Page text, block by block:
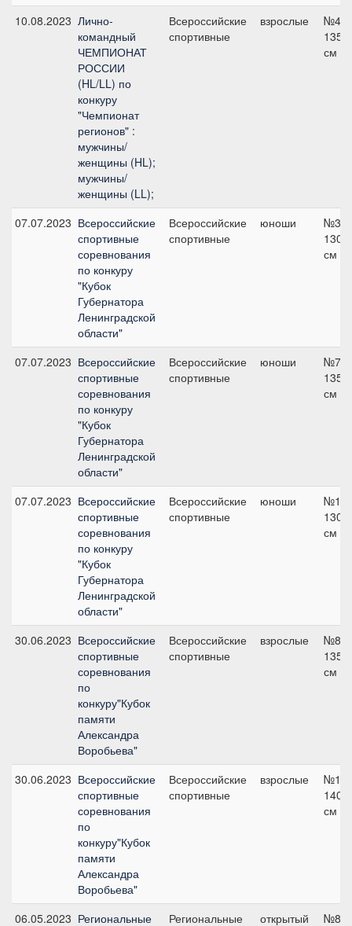
10.08.2023 Лично-
командный
ЧЕМПИОНАТ
РОССИИ
(HL/LL) по
конкуру
"Чемпионат
регионов" :
мужчины/
женщины (HL);
мужчины/
женщины (LL);
Всероссийские
спортивные
взрослые
№4,
135
см
07.07.2023 Всероссийские
спортивные
соревнования
по конкуру
"Кубок
Губернатора
Ленинградской
области"
Всероссийские
спортивные
юноши
№3,
130
см
07.07.2023 Всероссийские
спортивные
соревнования
по конкуру
"Кубок
Губернатора
Ленинградской
области"
Всероссийские
спортивные
юноши
№7,
135
см
07.07.2023 Всероссийские
спортивные
соревнования
по конкуру
"Кубок
Губернатора
Ленинградской
области"
Всероссийские
спортивные
юноши
№11,
130
см
30.06.2023 Всероссийские
спортивные
соревнования
по
конкуру"Кубок
памяти
Александра
Воробьева"
Всероссийские
спортивные
взрослые
№8,
135
см
30.06.2023 Всероссийские
спортивные
соревнования
по
конкуру"Кубок
памяти
Александра
Воробьева"
Всероссийские
спортивные
взрослые
№12,
140
см
06.05.2023 Региональные Региональные открытый №8,